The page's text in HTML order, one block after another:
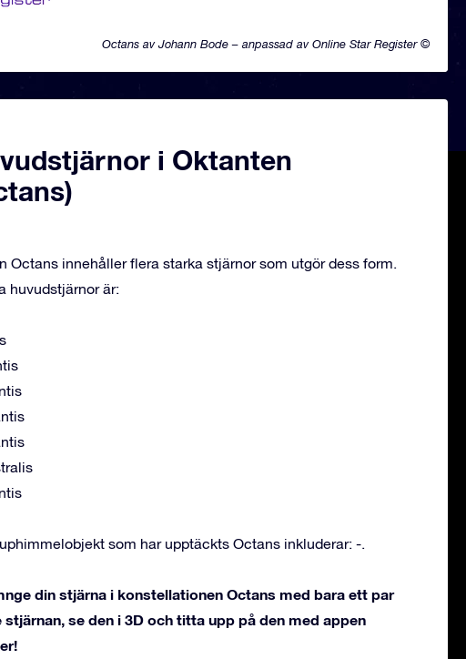
Octans av Johann Bode – anpassad av Online Star Register ©
i Oktanten
Octans innehåller flera starka stjärnor som utgör dess form.
huvudstjärnor är:
som har upptäckts Octans inkluderar: -.
din stjärna i konstellationen Octans med bara ett par
stjärnan, se den i 3D och titta upp på den med appen